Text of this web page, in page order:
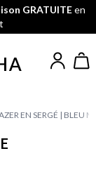
GRATUITEen
EN SERGÉ | BLEU